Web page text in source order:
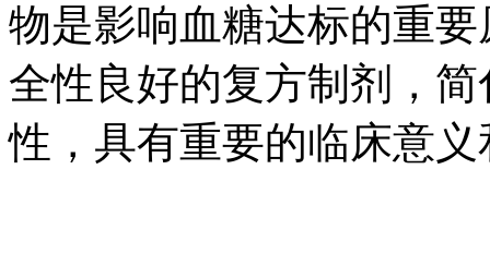
物是影响血糖达标的重要
全性良好的复方制剂，
性，具有重要的临床意